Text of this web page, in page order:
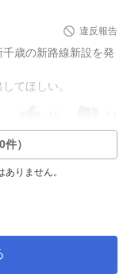
違反報告
歳の新路線新設を発
てほしい。
）
りません。